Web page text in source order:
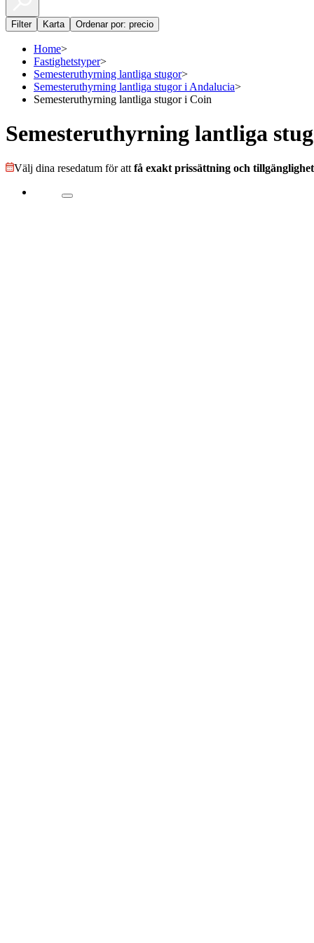
Filter Karta Ordenar por: precio
Home>
Fastighetstyper>
Semesteruthyrning lantliga stugor>
Semesteruthyrning lantliga stugor i Andalucia>
Semesteruthyrning lantliga stugor i Coin
Semesteruthyrning lantliga
Välj dina resedatum för att få exakt prissättning och